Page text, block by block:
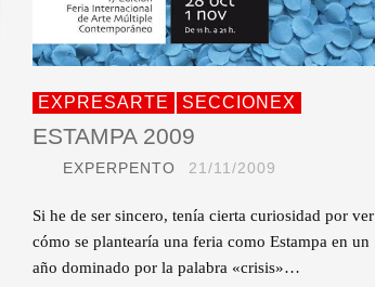
EXPRESARTE SECCIONEX
ESTAMPA 2009
EXPERPENTO 21/11/2009
Si he de ser sincero, tenía cierta curiosidad por ver
cómo se plantearía una feria como Estampa en un
año dominado por la palabra «crisis»…